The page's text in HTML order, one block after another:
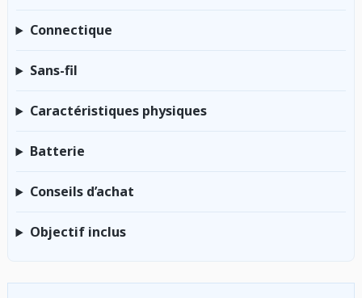
Connectique
Sans-fil
Caractéristiques physiques
Batterie
Conseils d’achat
Objectif inclus